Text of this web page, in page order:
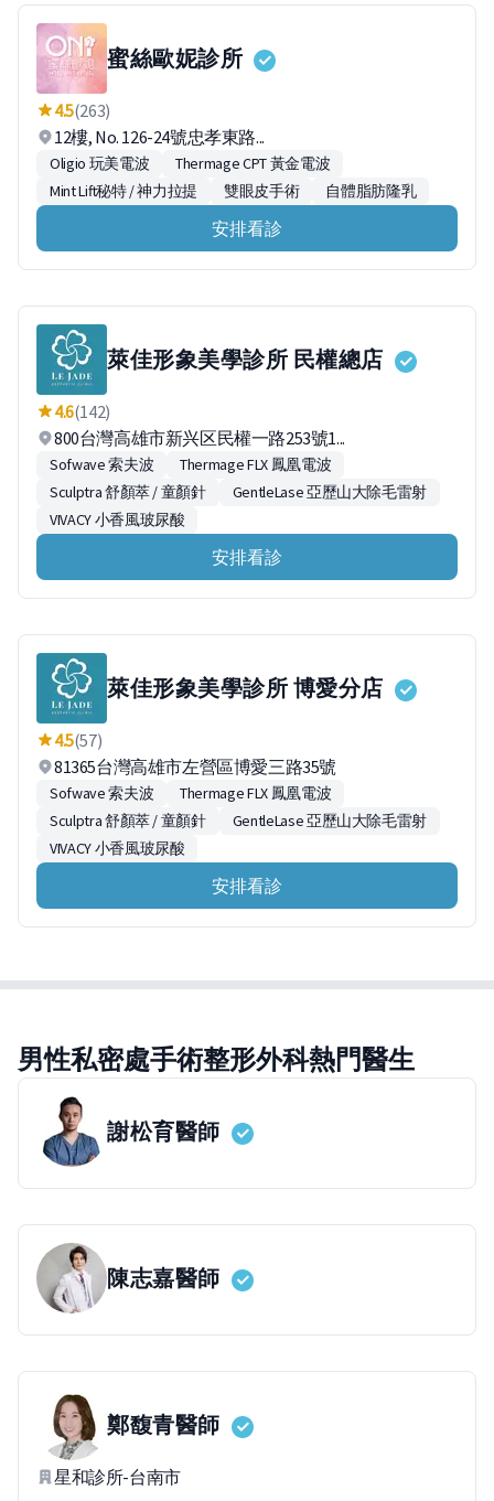
蜜絲歐妮診所
4.5(263)
12樓, No. 126-24號忠孝東路...
Oligio 玩美電波
Thermage CPT 黃金電波
Mint Lift秘特 / 神力拉提
雙眼皮手術 自體脂肪隆乳
安排看診
萊佳形象美學診所 民權總店
4.6(142)
800台灣高雄市新兴区民權一路253號1...
Sofwave 索夫波
Thermage FLX 鳳凰電波
Sculptra 舒顏萃 / 童顏針
GentleLase 亞歷山大除毛雷射
VIVACY 小香風玻尿酸
安排看診
萊佳形象美學診所 博愛分店
4.5(57)
81365台灣高雄市左營區博愛三路35號
Sofwave 索夫波
Thermage FLX 鳳凰電波
Sculptra 舒顏萃 / 童顏針
GentleLase 亞歷山大除毛雷射
VIVACY 小香風玻尿酸
安排看診
男性私密處手術整形外科熱門醫生
謝松育醫師
陳志嘉醫師
鄭馥青醫師
星和診所-台南市